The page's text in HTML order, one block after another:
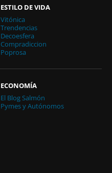
ESTILO DE VIDA
Vitónica
Trendencias
Decoesfera
Compradiccion
Poprosa
ECONOMÍA
El Blog Salmón
Pymes y Autónomos